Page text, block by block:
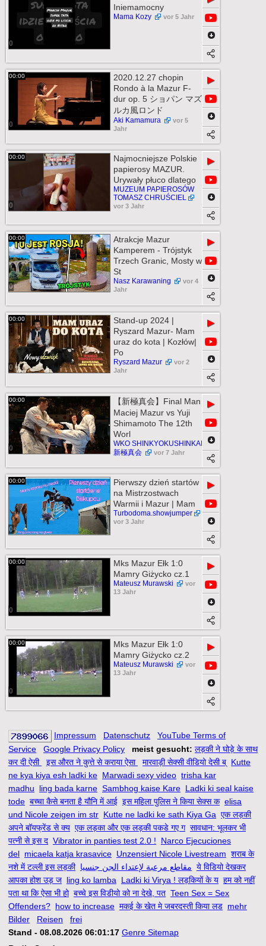
0
Iniemamocny
Mama Kozy vor 5 Jahr
00:00
0
2020.12.27 chopin
Rondo à la Mazur F-
dur op. 5 ショパン マズ
ルカ風ロンド
Aki Kamamura
vor 5
Jahr
▶
00:00
0
Najmocniejsze Polskie
papierosy MAZUR.
Urywały płuco dlatego
MUZEUM PAPIEROSÓW
TOMASZ CHRUŚCIEL
vor 3 Jahr
▶
00:00
0
Atrakcje Mazur
Kamperem - Trójstyk
Trzech Granic, Mosty w
St
Nasz Karawaning
vor 4
Jahr
▶
00:00
0
Stand-up 2024 |
Ryszard Mazur- Mam
uraz do kota | Kozłów|
Po
Ryszard Mazur
vor 2
Jahr
▶
00:00
0
【新極真会】Final Man
Maciej Mazur vs Yuji
Shimamoto The 12th
Worl
WKO SHINKYOKUSHINKAI
新極真会
vor 7 Jahr
▶
00:00
0
Pierwszy dzień startów
na Mistrzostwach
Warmii i Mazur | Mam
Turbodoma.showjumper
vor 3 Jahr
▶
00:00
0
Mks Mazur Ełk 1:0
Mamry Giżycko cz.1
Mateusz Murawski
vor
13 Jahr
▶
00:00
0
Mks Mazur Ełk 1:0
Mamry Giżycko cz.2
Mateusz Murawski
vor
13 Jahr
▶
Impressum Datenschutz
YouTube Terms of
Service
Google Privacy Policy meist gesucht: लड़की ने घोड़े के साथ
कर दी ऐसी
इस औरत ने कुत्ते से कराया ऐसा मारवाड़ी सेक्सी वीडियो देसी ब् Kutte
ne kya kiya esh ladki ke Marwadi sexy video trisha kar
madhu
ling bada karne Sambhog kaise Kare Ladki ki seal kaise
tode बच्चा कैसे बनता है यौनि में आई इस महिला पुलिस ने किया सेक्स क elisa
und Nicole zeigen im str Kutte ne ladki ke sath Kiya Ga एक लड़की
अपने बॉयफ्रेंड से क्य एक लड़का और एक लड़की पकडे गए ग सावधान: भूलकर भी
पत्नी से इस द Vibrator in panties test 2.0 !
Narco Ejecuciones
del micaela katja krasavice Unzensiert Nicole Livestream शराब के
नशे में टल्ली इस लड़की مقاطع مرعبة لإعتداء الجن جنسيا ये विडियो देखकर
आपका होश उड़ ज ling ko lamba Ladki ki Virya ! लड़कियों के य हम को नहीं
पता था कि ऐसा भी हो बच्चे इस विडीयो को ना देखे, पत Teen Sex = Sex
Offenders? how to increase मकई के खेत मे जबरदस्ती किया लड mehr
Bilder
Reisen
frei
Stand - 08.08.2026 06:01:17 Genre Sitemap